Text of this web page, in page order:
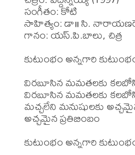
సంగీతం: కోటి
సాహిత్యం: డా॥ సి.
గానం: యస్.పి.బాలు, చిత్ర
కుటుంభం అన్నగారి
విరబూసిన మమతలకు
విరబూసిన మమతలకు
మచ్చలేని మనుషులకు
అచ్చమైన ప్రతిబింబం
కుటుంభం అన్నగారి